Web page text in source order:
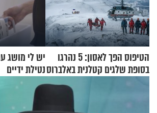
הטיפוס הפך לאסון: 5 נהרגו
בסופת שלגים קטלנית באלברוס
יש לי מושג
נטילת ידיים